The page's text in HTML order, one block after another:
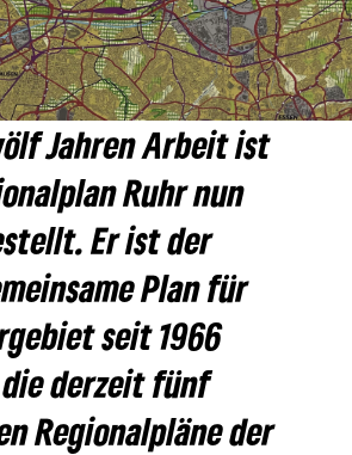
Jahren Arbeit ist
Ruhr nun
Er ist der
Plan für
seit 1966
derzeit fünf
Regio­nal­pläne der